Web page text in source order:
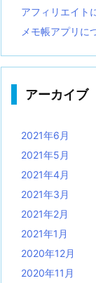
アフィリエイト
メモ帳アプリに
アーカイブ
2021年6月
2021年5月
2021年4月
2021年3月
2021年2月
2021年1月
2020年12月
2020年11月